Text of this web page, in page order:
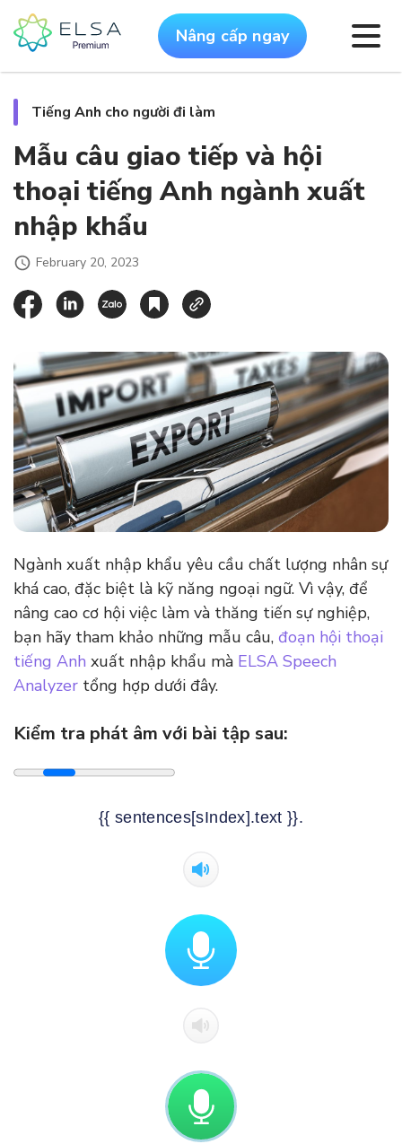
Nâng cấp ngay
Tiếng Anh cho người đi làm
Mẫu câu giao tiếp và hội
thoại tiếng Anh ngành xuất
nhập khẩu
February 20, 2023
Ngành xuất nhập khẩu yêu cầu chất lượng nhân sự
khá cao, đặc biệt là kỹ năng ngoại ngữ. Vì vậy, để
nâng cao cơ hội việc làm và thăng tiến sự nghiệp,
bạn hãy tham khảo những mẫu câu, đoạn hội thoại
tiếng Anh xuất nhập khẩu mà ELSA Speech
Analyzer tổng hợp dưới đây.
Kiểm tra phát âm với bài tập sau:
{{ sentences[sIndex].text }}.